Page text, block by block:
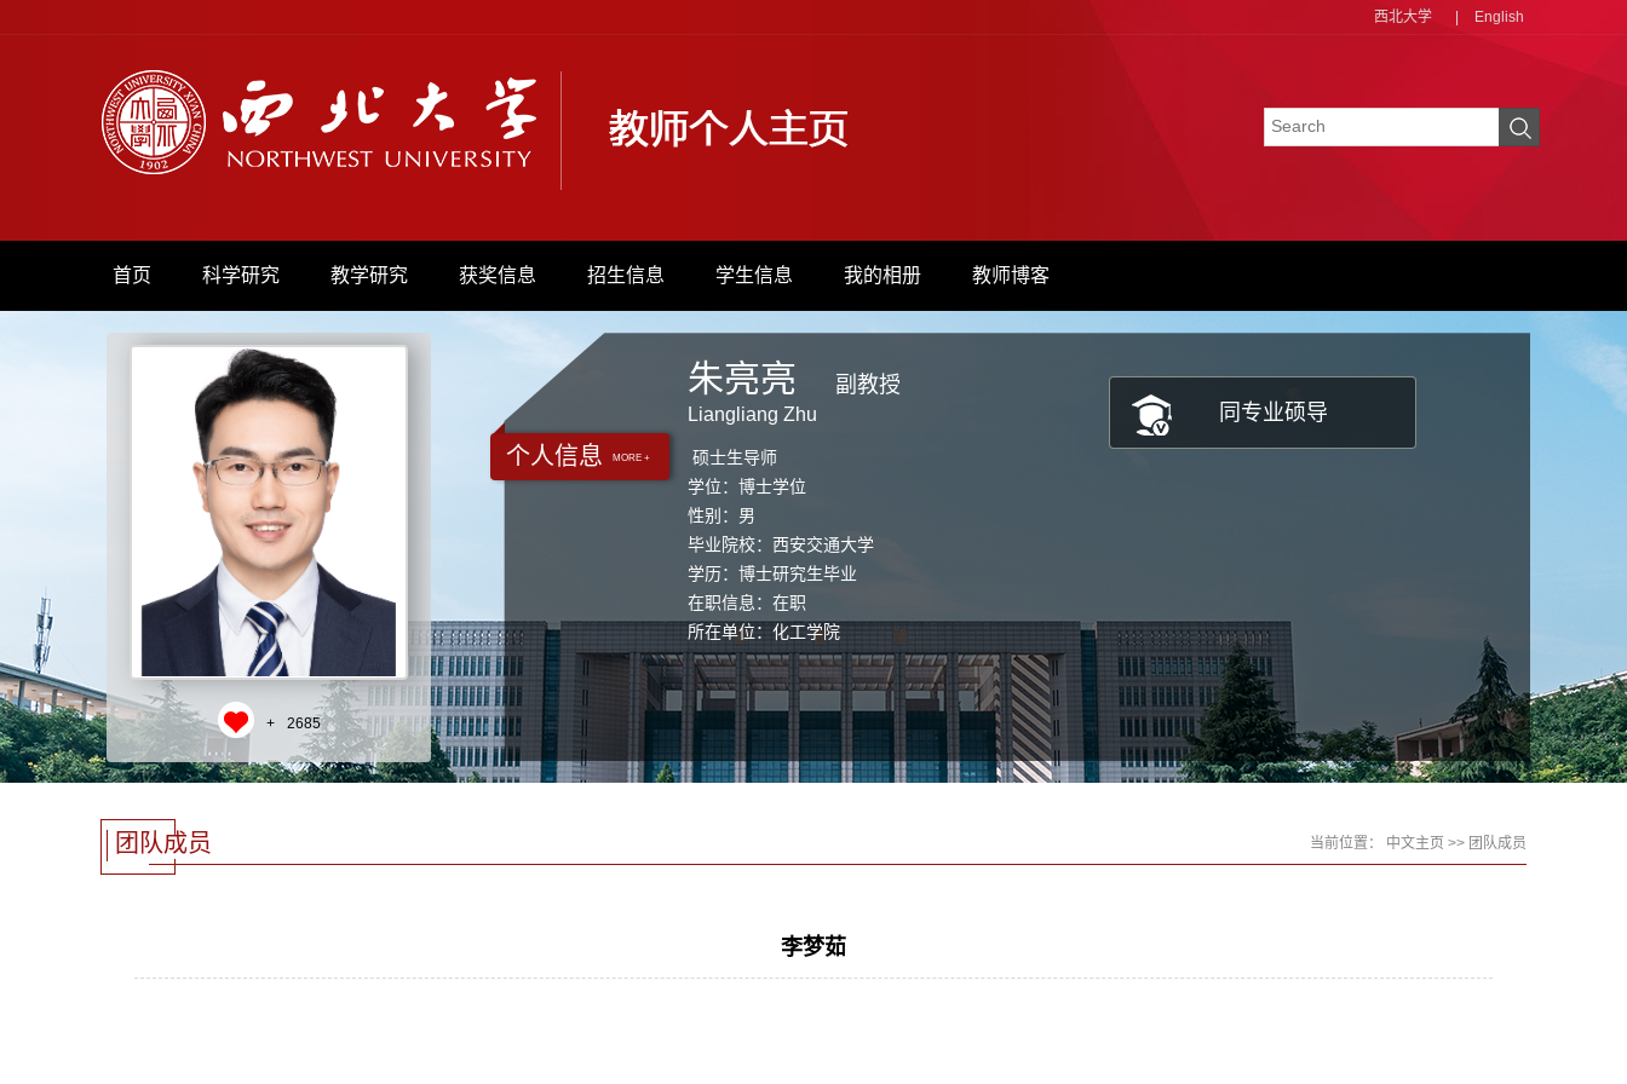
西北大学 English
首页 科学研究 教学研究 获奖信息 招生信息 学生信息 我的相册 教师博客
+ 2685
个人信息 MORE +
朱亮亮
Liangliang Zhu
副教授
硕士生导师
学位：博士学位
性别：男
毕业院校：西安交通大学
学历：博士研究生毕业
在职信息：在职
所在单位：化工学院
同专业硕导
团队成员 当前位置： 中文主页 >> 团队成员
李梦茹